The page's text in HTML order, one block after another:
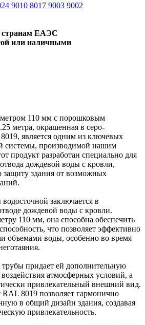
9010 8017 9003 9002
странам ЕАЭС
или наличными
110 мм с порошковым
метра, окрашенная в серо-
является одним из ключевых
системы, производимой нашим
продукт разработан специально для
дождевой воды с кровли,
защиту здания от возможных
заключается в
дождевой воды с кровли.
110 мм, она способна обеспечить
что позволяет эффективно
объемами воды, особенно во время
придает ей дополнительную
атмосферных условий, а
привлекательный внешний вид.
8019 позволяет гармонично
в общий дизайн здания, создавая
привлекательность.